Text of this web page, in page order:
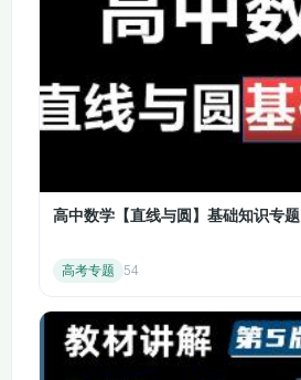
与收款循环的重大错
报风险的评估（2）
第九章 第五节 销售
与收款循环的实质性
程序（1）
第十章 采购与付款循
环的审计 第一节 采
报风险
高中数学【直线与圆】基础知识专题
高考专题 54